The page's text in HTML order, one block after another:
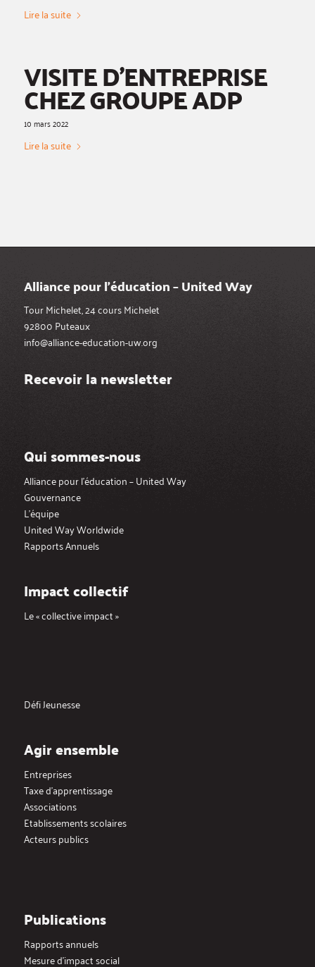
Lire la suite
VISITE D’ENTREPRISE
CHEZ GROUPE ADP
10 mars 2022
Lire la suite
Alliance pour l’éducation – United Way
Tour Michelet, 24 cours Michelet
92800 Puteaux
info@alliance-education-uw.org
Recevoir la newsletter
Qui sommes-nous
Alliance pour l’éducation – United Way
Gouvernance
L’équipe
United Way Worldwide
Rapports Annuels
Impact collectif
Le « collective impact »
Défi Jeunesse
Agir ensemble
Entreprises
Taxe d’apprentissage
Associations
Etablissements scolaires
Acteurs publics
Publications
Rapports annuels
Mesure d’impact social